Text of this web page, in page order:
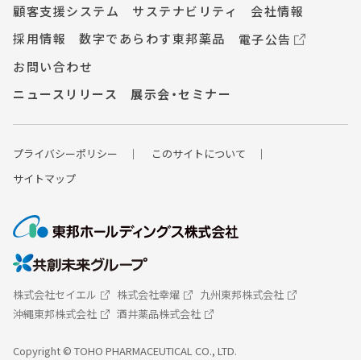
送
り
顧客支援システム
サステナビリティ
会社情報
採用情報
数字であらわす東邦薬品
電子公告
お問い合わせ
ニュースリリース
展示会・セミナー
プライバシーポ リシー
このサイトについて
サイトマップ
株式会社セイエル 株式会社幸燿
九州東邦株式会社
沖縄東邦株式会社
酒井薬品株式会社
Copyright © TOHO PHARMACEUTICAL CO., LTD.